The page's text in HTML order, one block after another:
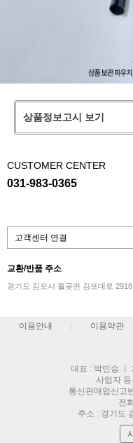
상품정보고시 보기
CUSTOMER CENTER
031-983-0365
고객센터 연결
교환/반품 주소
경기도 김포시 월곶면 김포대로 2918
이용안내 이용약관
대표 : 박민승 ㅣ
사업자
통신판매업신고
전
주소 : 경기도